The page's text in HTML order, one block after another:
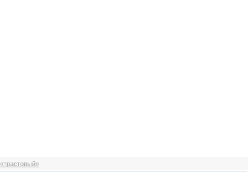
«трастовый»